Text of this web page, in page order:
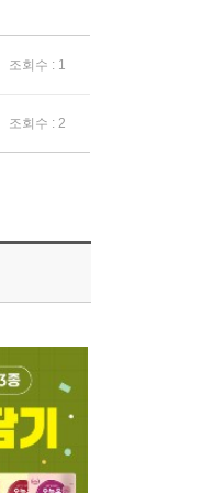
조회수 : 1
조회수 : 2